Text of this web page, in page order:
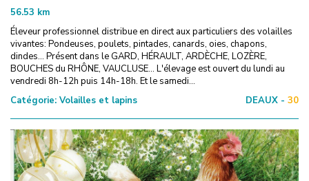
56.53 km
Éleveur professionnel distribue en direct aux particuliers des volailles
vivantes: Pondeuses, poulets, pintades, canards, oies, chapons,
dindes... Présent dans le GARD, HÉRAULT, ARDÈCHE, LOZÈRE,
BOUCHES du RHÔNE, VAUCLUSE... L'élevage est ouvert du lundi au
vendredi 8h-12h puis 14h-18h. Et le samedi...
Catégorie: Volailles et lapins DEAUX - 30